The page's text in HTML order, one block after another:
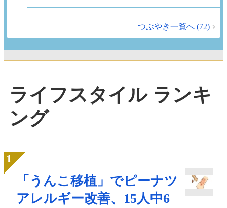
つぶやき一覧へ (72)
ライフスタイル ランキ
ング
「うんこ移植」でピーナツ
アレルギー改善、15人中6